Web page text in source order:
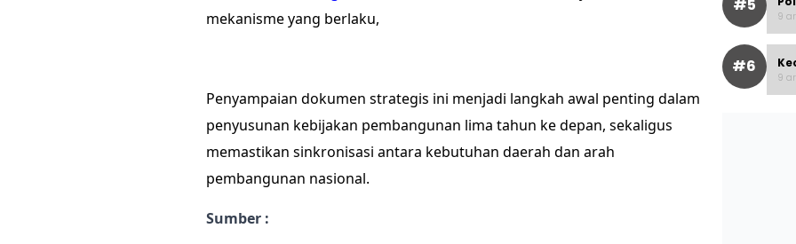
mekanisme yang berlaku,
Penyampaian dokumen strategis ini menjadi langkah awal penting dalam
penyusunan kebijakan pembangunan lima tahun ke depan, sekaligus
memastikan sinkronisasi antara kebutuhan daerah dan arah
pembangunan nasional.
Sumber :
#5
9
#6
9